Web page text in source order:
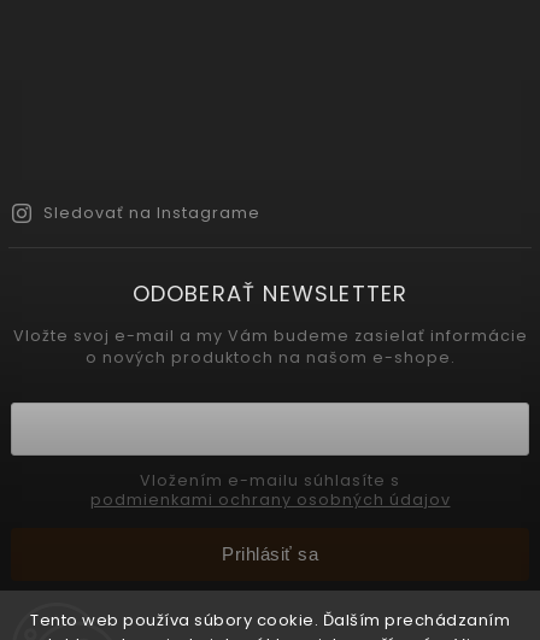
Tento web používa súbory cookie. Ďalším prechádzaním
Sledovať na Instagrame
ODOBERAŤ NEWSLETTER
Vložte svoj e-mail a my Vám budeme zasielať informácie
o nových produktoch na našom e-shope.
podmienkami ochrany osobných údajov
Prihlásiť sa